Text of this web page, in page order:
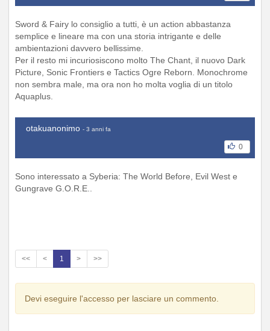
Sword & Fairy lo consiglio a tutti, è un action abbastanza
semplice e lineare ma con una storia intrigante e delle
ambientazioni davvero bellissime.
Per il resto mi incuriosiscono molto The Chant, il nuovo Dark
Picture, Sonic Frontiers e Tactics Ogre Reborn. Monochrome
non sembra male, ma ora non ho molta voglia di un titolo
Aquaplus.
otakuanonimo - 3 anni fa
0
Sono interessato a Syberia: The World Before, Evil West e
Gungrave G.O.R.E..
<< < 1 > >>
Devi eseguire l'accesso per lasciare un commento.